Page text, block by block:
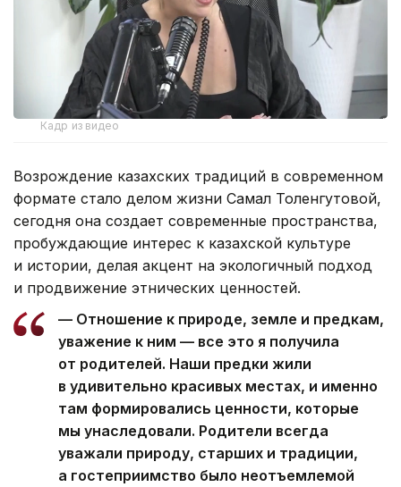
Кадр из видео
Возрождение казахских традиций в современном
формате стало делом жизни Самал Толенгутовой,
сегодня она создает современные пространства,
пробуждающие интерес к казахской культуре
и истории, делая акцент на экологичный подход
и продвижение этнических ценностей.
— Отношение к природе, земле и предкам,
уважение к ним — все это я получила
от родителей. Наши предки жили
в удивительно красивых местах, и именно
там формировались ценности, которые
мы унаследовали. Родители всегда
уважали природу, старших и традиции,
а гостеприимство было неотъемлемой